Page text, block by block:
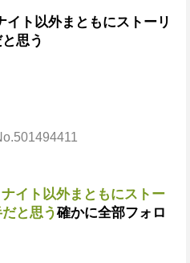
イト以外まともにストーリ
思う
イト以外まともにストー
と思う確かに全部フォロ